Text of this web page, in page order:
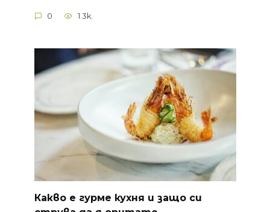
0 1.3k.
Какво е гурме кухня и защо си